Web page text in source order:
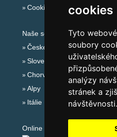
cookies
Tyto
soubory
analýzy
stránek a
návštěvnosti.
Cookies
Naše servery:
České hory
Slovenské hory
Chorvatsko
Alpy
Itálie
Online audit: